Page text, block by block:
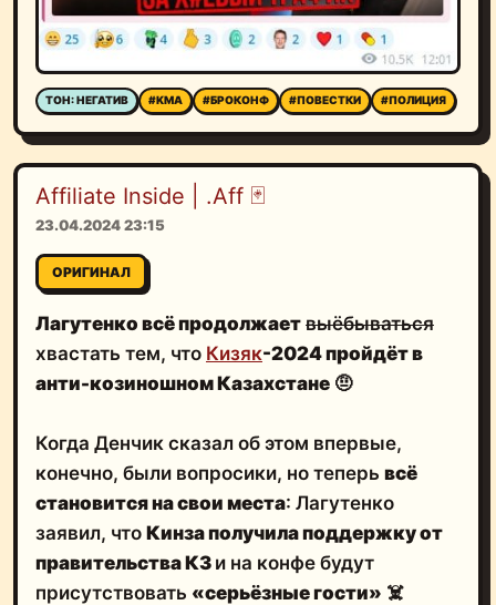
ТОН: НЕГАТИВ #KMA #БРОКОНФ #ПОВЕСТКИ #ПОЛИЦИЯ
Affiliate Inside | .Aff 🃏
23.04.2024 23:15
ОРИГИНАЛ
Лагутенко всё продолжает выёбываться
хвастать тем, что Кизяк-2024 пройдёт в
анти-козиношном Казахстане 🤨
Когда Денчик сказал об этом впервые,
конечно, были вопросики, но теперь всё
становится на свои места: Лагутенко
заявил, что Кинза получила поддержку от
правительства КЗ и на конфе будут
присутствовать «серьёзные гости» ☠️